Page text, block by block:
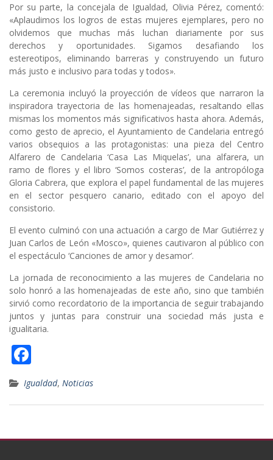
Por su parte, la concejala de Igualdad, Olivia Pérez, comentó:
«Aplaudimos los logros de estas mujeres ejemplares, pero no
olvidemos que muchas más luchan diariamente por sus
derechos y oportunidades. Sigamos desafiando los
estereotipos, eliminando barreras y construyendo un futuro
más justo e inclusivo para todas y todos».
La ceremonia incluyó la proyección de vídeos que narraron la
inspiradora trayectoria de las homenajeadas, resaltando ellas
mismas los momentos más significativos hasta ahora. Además,
como gesto de aprecio, el Ayuntamiento de Candelaria entregó
varios obsequios a las protagonistas: una pieza del Centro
Alfarero de Candelaria ‘Casa Las Miquelas’, una alfarera, un
ramo de flores y el libro ‘Somos costeras’, de la antropóloga
Gloria Cabrera, que explora el papel fundamental de las mujeres
en el sector pesquero canario, editado con el apoyo del
consistorio.
El evento culminó con una actuación a cargo de Mar Gutiérrez y
Juan Carlos de León «Mosco», quienes cautivaron al público con
el espectáculo ‘Canciones de amor y desamor’.
La jornada de reconocimiento a las mujeres de Candelaria no
solo honró a las homenajeadas de este año, sino que también
sirvió como recordatorio de la importancia de seguir trabajando
juntos y juntas para construir una sociedad más justa e
igualitaria.
ac
e
b
o
Igualdad, Noticias